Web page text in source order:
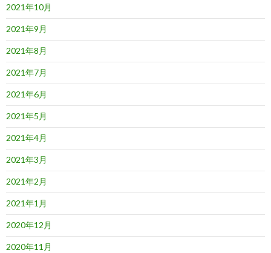
2021年10月
2021年9月
2021年8月
2021年7月
2021年6月
2021年5月
2021年4月
2021年3月
2021年2月
2021年1月
2020年12月
2020年11月